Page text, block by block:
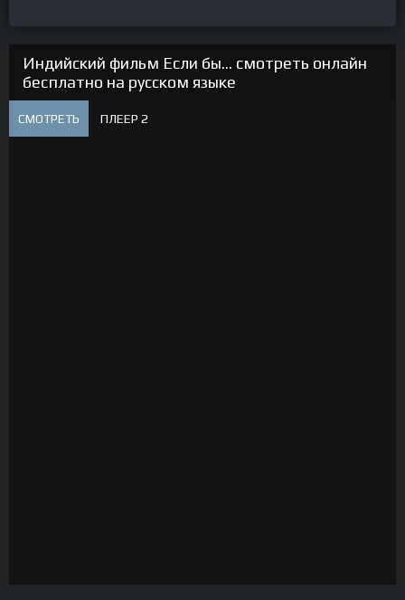
Индийский фильм Если бы... смотреть онлайн
бесплатно на русском языке
СМОТРЕТЬ ПЛЕЕР 2